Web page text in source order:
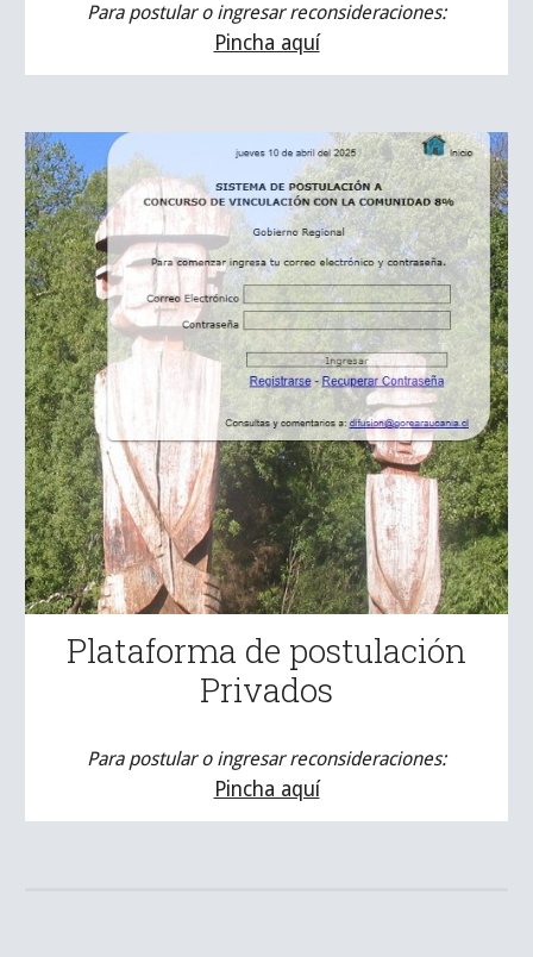
Para postular o ingresar reconsideraciones:
Pincha aquí
Plataforma de postulación
Privados
Para postular o ingresar reconsideraciones:
Pincha aquí